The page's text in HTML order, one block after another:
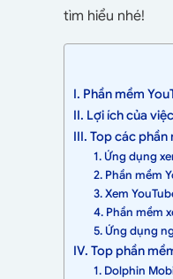
tìm hiểu nhé!
I. Phần mềm
II. Lợi ích của
III. Top các
1. Ứng dụng
2. Phần mềm
3. Xem
4. Phần mềm
5. Ứng dụng
IV. Top phần
1. Dolphin